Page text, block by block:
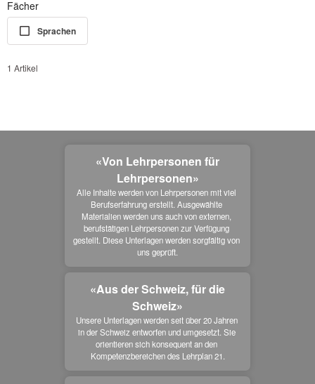
Fächer
Sprachen
1 Artikel
«Von Lehrpersonen für
Lehrpersonen»
Alle Inhalte werden von Lehrpersonen mit viel
Berufserfahrung erstellt. Ausgewählte
Materialien werden uns auch von externen,
berufstätigen Lehrpersonen zur Verfügung
gestellt. Diese Unterlagen werden sorgfältig von
uns geprüft.
«Aus der Schweiz, für die
Schweiz»
Unsere Unterlagen werden seit über 20 Jahren
in der Schweiz entworfen und umgesetzt. Sie
orientieren sich konsequent an den
Kompetenzbereichen des Lehrplan 21.